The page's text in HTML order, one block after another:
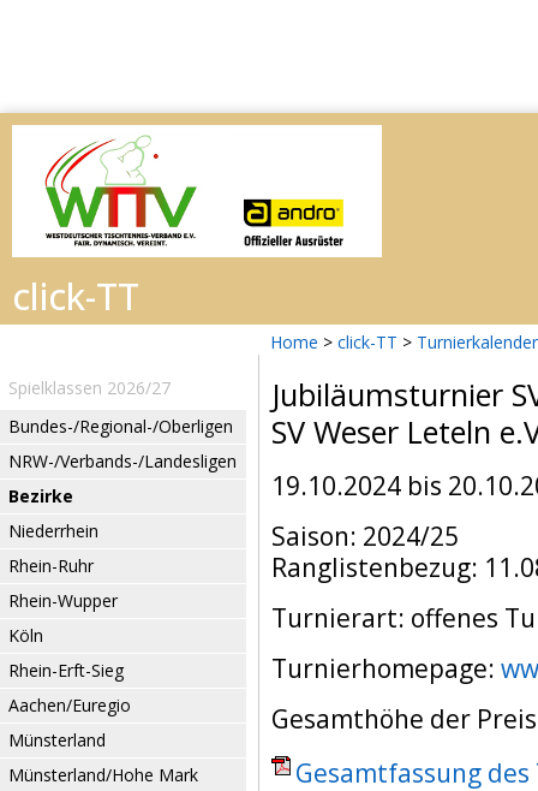
Home > click-TT > Turnierkalender
Spielklassen 2026/27
Bundes-/Regional-/Oberligen
NRW-/Verbands-/Landesligen
Bezirke
Niederrhein
Rhein-Ruhr
Rhein-Wupper
Köln
Rhein-Erft-Sieg
Aachen/Euregio
Münsterland
Münsterland/Hohe Mark
Jubiläumsturnier
SV Weser Leteln
19.10.2024 bis
Saison: 2024/25
Ranglistenbezug:
Turnierart: offenes
Turnierhomepage:
Gesamthöhe der
Gesamtfassung